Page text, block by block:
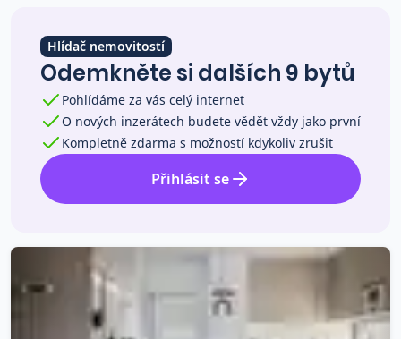
Hlídač nemovitostí
Odemkněte si dalších 9 bytů
Pohlídáme za vás celý internet
O nových inzerátech budete vědět vždy jako první
Kompletně zdarma s možností kdykoliv zrušit
Přihlásit se